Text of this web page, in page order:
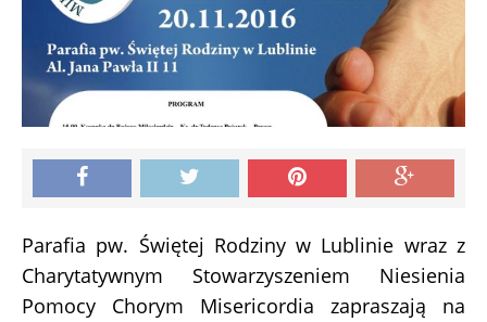
Parafia pw. Świętej Rodziny w Lublinie wraz z
Charytatywnym Stowarzyszeniem Niesienia
Pomocy Chorym Misericordia zapraszają na